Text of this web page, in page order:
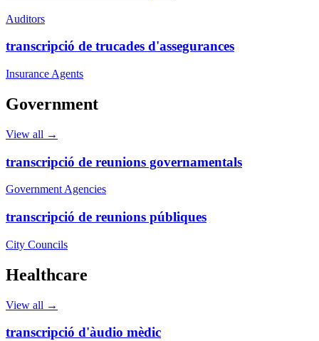
Auditors
transcripció de trucades d'assegurances
Insurance Agents
Government
View all →
transcripció de reunions governamentals
Government Agencies
transcripció de reunions públiques
City Councils
Healthcare
View all →
transcripció d'àudio mèdic